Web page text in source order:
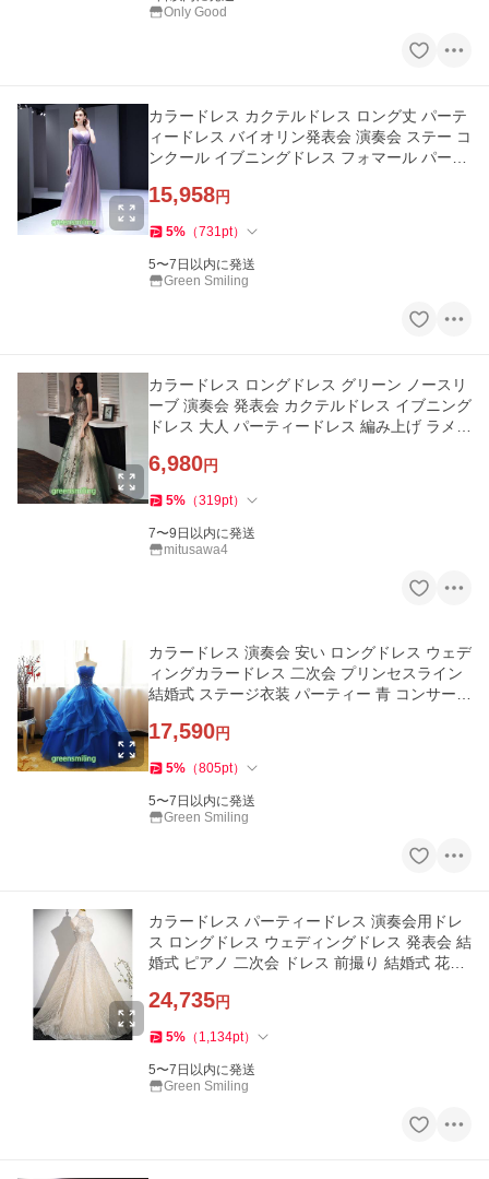
Only Good
カラードレス カクテルドレス ロング丈 パーテ
ィードレス バイオリン発表会 演奏会 ステー コ
ンクール イブニングドレス フォマール パープ
15,958円
5% （731pt）
5〜7日以内に発送
Green Smiling
カラードレス ロングドレス グリーン ノースリ
ーブ 演奏会 発表会 カクテルドレス イブニング
ドレス 大人 パーティードレス 編み上げ ラメ
6,980円
5% （319pt）
7〜9日以内に発送
mitusawa4
カラードレス 演奏会 安い ロングドレス ウェデ
ィングカラードレス 二次会 プリンセスライン
結婚式 ステージ衣装 パーティー 青 コンサート
17,590円
5% （805pt）
5〜7日以内に発送
Green Smiling
カラードレス パーティードレス 演奏会用ドレ
ス ロングドレス ウェディングドレス 発表会 結
婚式 ピアノ 二次会 ドレス 前撮り 結婚式 花嫁
24,735円
5% （ 1,134pt）
5〜7日以内に発送
Green Smiling